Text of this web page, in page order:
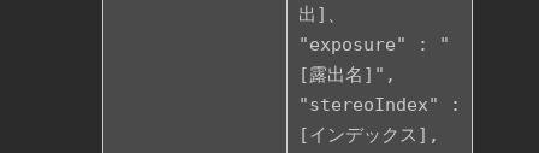
出]、
"exposure" : "
[露出名]",
"stereoIndex" :
[インデックス],